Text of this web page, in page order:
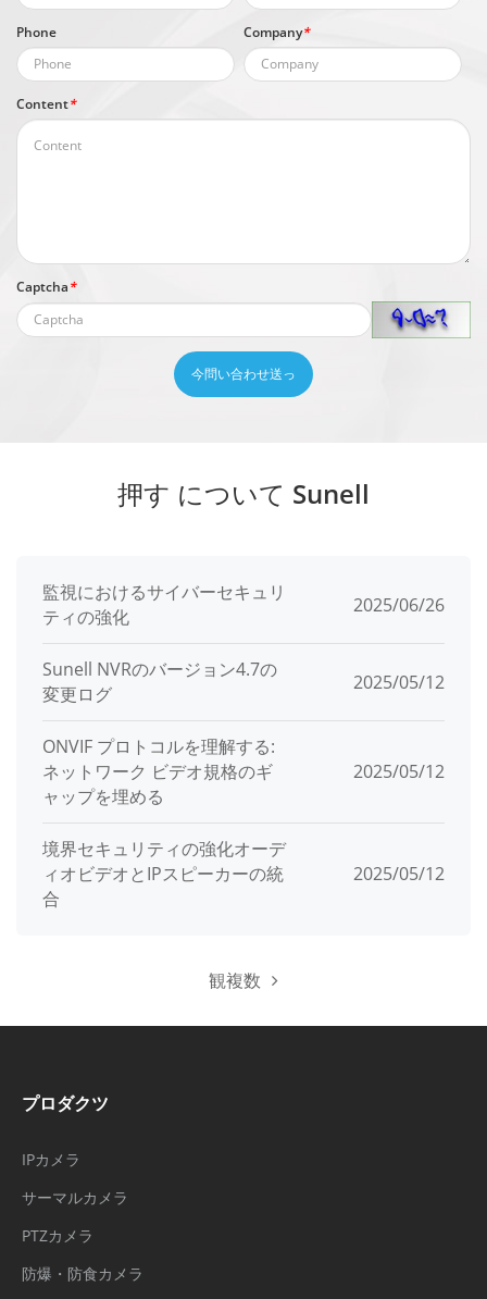
Phone Company*
Content*
Captcha*
今問い合わせ送っ
押す について Sunell
監視におけるサイバーセキュリ
ティの強化
2025/06/26
Sunell NVRのバージョン4.7の
変更ログ
2025/05/12
ONVIF プロトコルを理解する:
ネットワーク ビデオ規格のギ
ャップを埋める
2025/05/12
境界セキュリティの強化オーデ
ィオビデオとIPスピーカーの統
合
2025/05/12
観複数
プロダクツ
IPカメラ
サーマルカメラ
PTZカメラ
防爆・防食カメラ